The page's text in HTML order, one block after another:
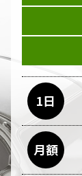
1日
月額